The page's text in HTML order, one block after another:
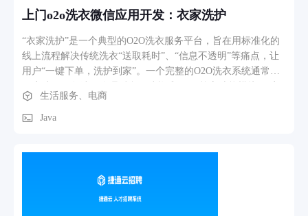
验证码 + 密码）→ 登录进入商家首页； 2.完善门店信息：首
页 → 店铺装修 → 概览页查看完善度评分 → 分别进入「展示
信息」「店铺资质」「基础设施」上传图片、填写资质并保
存； 3.账号与资料维护：首页 → 个人中心 → 个人信息 → 修
改头像/姓名/手机号/登录账号/密码； 4.收益管理：个人中心
→ 钱包 → 查看余额与待结算 → 切换「结算流水 / 提现记录」
→ 发起提现 → 填写支付宝信息并提交。
上门o2o洗衣微信应用开发：衣家洗护
“衣家洗护”是一个典型的O2O洗衣服务平台，旨在用标准化的
线上流程解决传统洗衣“送取耗时”、“信息不透明”等痛点，让
用户“一键下单，洗护到家”。一个完整的O2O洗衣系统通常由
端：便捷操作 用户侧流程集中在微信/支付宝小程序上进行，
便捷下单、实时跟踪： 智能下单：小程序会基于LBS推荐附近
物到店→开始洗护→已完成→配送中→已送达）均实时推送。
生活服务、电商
Java